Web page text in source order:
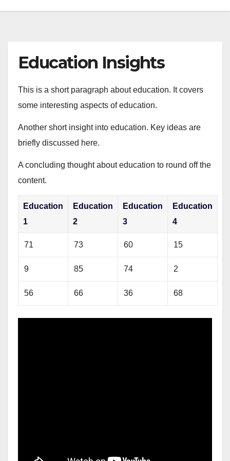
Education Insights
This is a short paragraph about education. It covers
some interesting aspects of education.
Another short insight into education. Key ideas are
briefly discussed here.
A concluding thought about education to round off the
content.
Education
1
Education
2
Education
3
Education
4
71 73 60 15
9 85 74 2
56 66 36 68